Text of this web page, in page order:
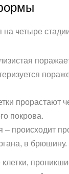
на четыре
прорастают
покрова.
– происходит
в брюшину.